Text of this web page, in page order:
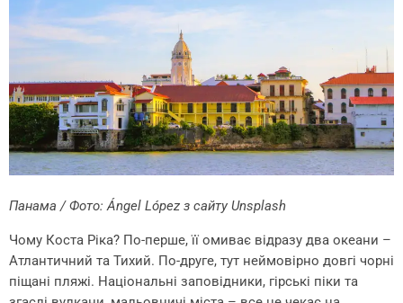
Панама / Фото: Ángel López з сайту Unsplash
Чому Коста Ріка? По-перше, її омиває відразу два океани –
Атлантичний та Тихий. По-друге, тут неймовірно довгі чорні
піщані пляжі. Національні заповідники, гірські піки та